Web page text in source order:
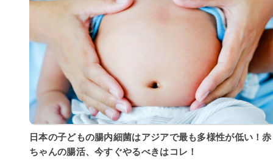
日本の子どもの腸内細菌はアジアで最も多様性が低い！赤
ちゃんの腸活、今すぐやるべきはコレ！